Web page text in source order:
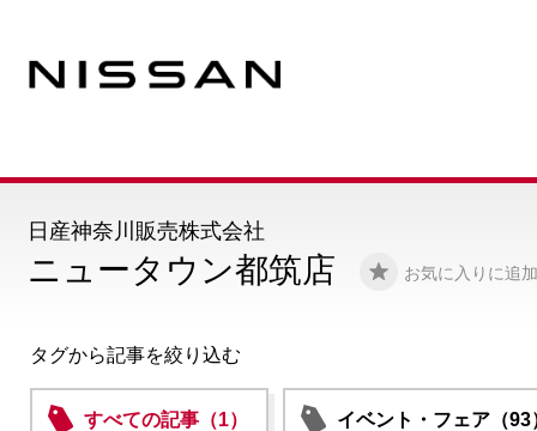
ニュータウン都筑店 お気に入りに追加
日産神奈川販売株式会社
タグから記事を絞り込む
すべての記事（1） イベント・フェア（93